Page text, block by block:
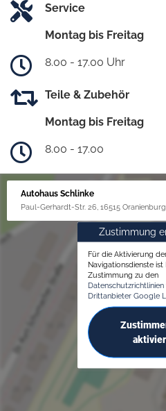
Service
Montag bis Freitag
8.00 - 17.00 Uhr
Teile & Zubehör
Montag bis Freitag
8.00 - 17.00
Autohaus Schlinke
Paul-Gerhardt-Str. 26, 16515 Oranienburg
Zustimmung
Für die Aktivierung
Navigationsdienste ist
Zustimmung zu den
Drittanbieter Google